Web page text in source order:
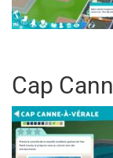
Cap